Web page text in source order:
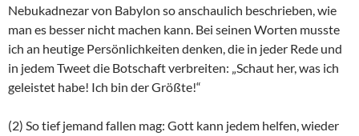
Nebukadnezar von Babylon so anschaulich beschrieben, wie
man es besser nicht machen kann. Bei seinen Worten musste
ich an heutige Persönlichkeiten denken, die in jeder Rede und
in jedem Tweet die Botschaft verbreiten: „Schaut her, was ich
geleistet habe! Ich bin der Größte!“
(2) So tief jemand fallen mag: Gott kann jedem helfen, wieder